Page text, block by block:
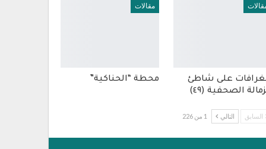
على شاطئ
الصحفية (٤٩)
مقالات
محطة “الحناكية”
السابق التالي 1 من 226